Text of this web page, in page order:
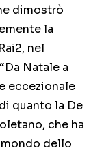
dimostrò
la
nel
Natale a
eccezionale
quanto la De
che ha
dello